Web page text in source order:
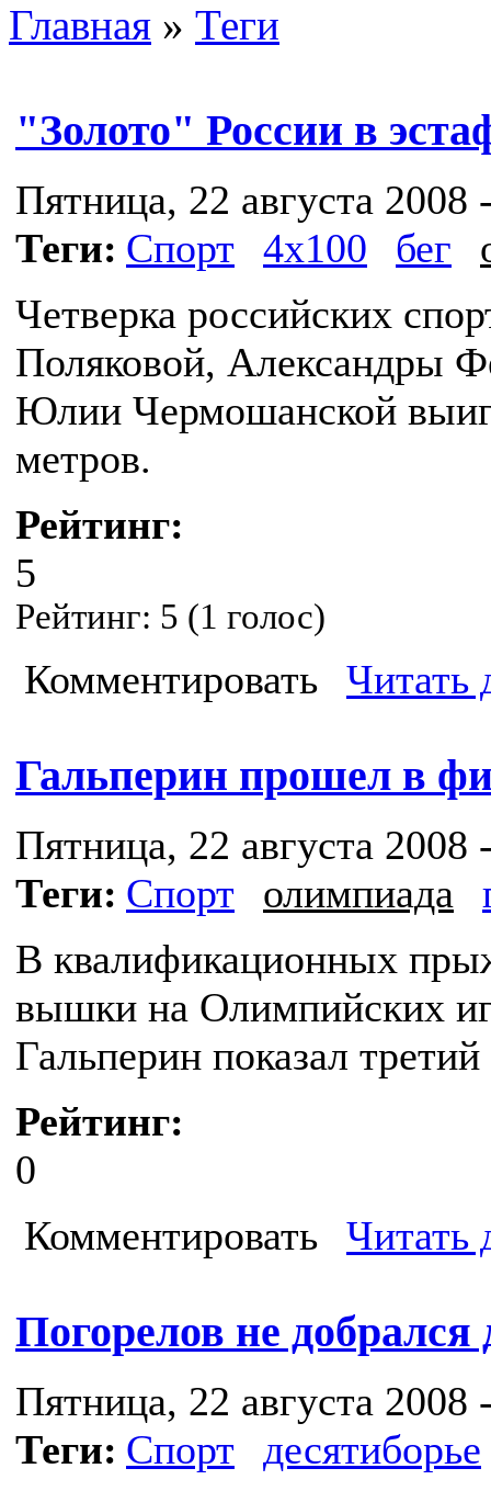
Главная » Теги
"Золото" России в
Пятница, 22 августа 2008
Теги: Спорт 4х100 бег
Четверка российских
Поляковой, Александры
Юлии Чермошанской
метров.
Рейтинг:
5
Рейтинг: 5 (1 голос)
Комментировать Читать
Гальперин прошел в
Пятница, 22 августа 2008
Теги: Спорт олимпиада
В квалификационных
вышки на Олимпийских
Гальперин показал третий
Рейтинг:
0
Комментировать
Читать
Погорелов не добрался
Пятница, 22 августа 2008
Теги: Спорт
десятиборье